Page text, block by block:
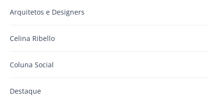
Arquitetos e Designers
Celina Ribello
Coluna Social
Destaque